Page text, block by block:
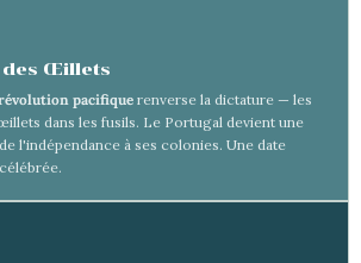
des Œillets
pacifiquerenverse la dictature — les
dans les fusils. Le Portugal devient une
l'indépendance à ses colonies. Une date